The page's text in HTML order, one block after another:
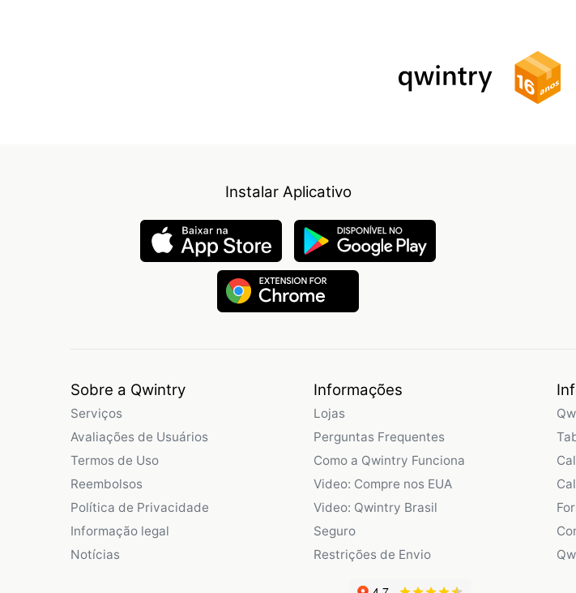
Instalar Aplicativo
Sobre a Qwintry
Serviços
Avaliações de Usuários
Termos de Uso
Reembolsos
Política de Privacidade
Informação legal
Notícias
Informações
Lojas
Perguntas Frequentes
Como a Qwintry Funciona
Video: Compre nos EUA
Video: Qwintry Brasil
Seguro
Restrições de Envio